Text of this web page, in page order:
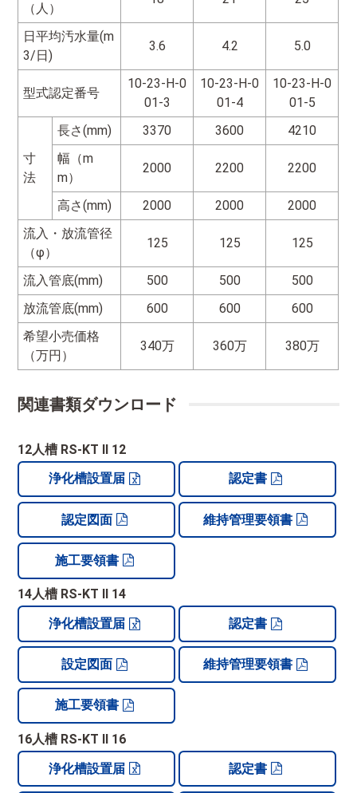
（人）
日平均汚水量(m
3/日)
3.6 4.2 5.0
型式認定番号
10-23-H-0
01-3
10-23-H-0
01-4
10-23-H-0
01-5
寸
法
長さ(mm) 3370 3600
4210
幅（m
m）
2000 2200 2200
高さ(mm) 2000 2000
2000
流入・放流管径
（φ）
125 125 125
流入管底(mm) 500 500
500
放流管底(mm)
600 600
600
希望小売価格
（万円）
340万 360万 380万
関連書類ダウンロード
12人槽 RS-KT II 12
浄化槽設置届
認定書
認定図面 維持管理要領書
施工要領書
14人槽 RS-KT II 14
浄化槽設置届
認定書
設定図面 維持管理要領書
施工要領書
16人槽 RS-KT II 16
浄化槽設置届
認定書